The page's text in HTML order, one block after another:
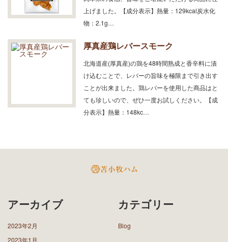
上げました。【成分表示】熱量：129kcal炭水化
物：2.1g…
厚真産鶏レバースモーク
北海道産(厚真産)の鶏を48時間熟成と香辛料に漬
け込むことで、レバーの旨味を極限まで引き出す
ことが出来ました。鶏レバーを使用した商品はと
ても珍しいので、ぜひ一度お試しください。【成
分表示】熱量：148kc…
アーカイブ
2023年2月
2023年1月
カテゴリー
Blog